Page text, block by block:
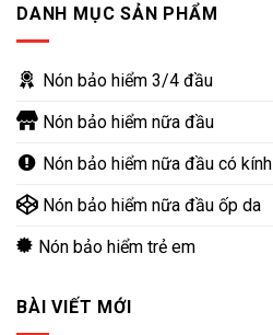
DANH MỤC SẢN PHẨM
Nón bảo hiểm 3/4 đầu
Nón bảo hiểm nữa đầu
Nón bảo hiểm nữa đầu có kính
Nón bảo hiểm nữa đầu ốp da
Nón bảo hiểm trẻ em
BÀI VIẾT MỚI